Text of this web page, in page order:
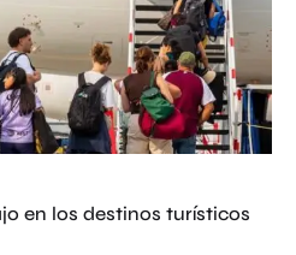
en los destinos turísticos